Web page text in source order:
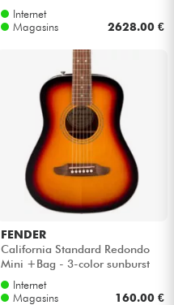
Internet
Magasins
2628.00 €
FENDER
California Standard Redondo
Mini +Bag - 3-color sunburst
Internet
Magasins
160.00 €